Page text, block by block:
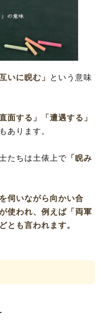
類義語
互いに睨む」
という意味
面する」
「遭遇する」
あります。
たちは土俵上で 「睨み
伺いながら向かい合
使われ、例えば 「両軍
とも言われます。